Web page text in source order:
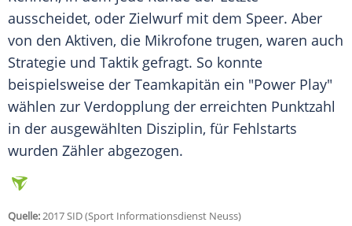
ausscheidet, oder Zielwurf mit dem Speer. Aber
von den Aktiven, die Mikrofone trugen, waren auch
Strategie und Taktik gefragt. So konnte
beispielsweise der Teamkapitän ein "Power Play"
wählen zur Verdopplung der erreichten Punktzahl
in der ausgewählten Disziplin, für Fehlstarts
wurden Zähler abgezogen.
Quelle:2017 SID (Sport Informationsdienst Neuss)